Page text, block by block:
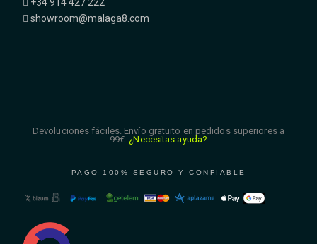
showroom@malaga8.com
Devoluciones fáciles. Envío gratuito en pedidos superiores a
99€. ¿Necesitas ayuda?
PAGO 100% SEGURO Y CONFIABLE